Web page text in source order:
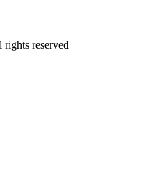
reserved